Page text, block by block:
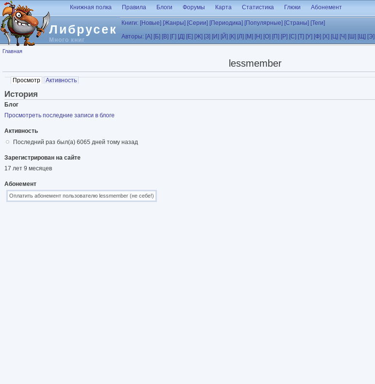
Перейти к основному содержанию
Либрусек
Много книг
Книжная полка Правила Блоги Форумы Карта Статистика Глюки Абонемент
Книги: [Новые] [Жанры] [Серии] [Периодика] [Популярные] [Страны] [Теги]
Авторы: [А] [Б] [В] [Г] [Д] [Е] [Ж] [З] [И] [Й] [К] [Л] [М] [Н] [О] [П] [Р] [С] [Т] [У] [Ф] [Х] [Ц] [Ч] [Ш] [Щ] [Э]
Вы здесь
Главная
lessmember
Главные вкладки
Просмотр (активная вкладка)
Активность
История
Блог
Просмотреть последние записи в блоге
Активность
Последний раз был(а) 6065 дней тому назад
Зарегистрирован на сайте
17 лет 9 месяцев
Абонемент